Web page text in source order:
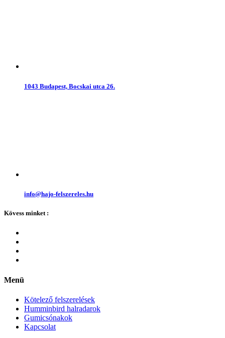
1043 Budapest, Bocskai utca 26.
info@hajo-felszereles.hu
Kövess minket :
Menü
Kötelező felszerelések
Humminbird halradarok
Gumicsónakok
Kapcsolat